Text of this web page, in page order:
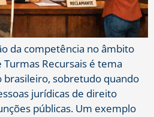
da competência no âmbito
Turmas Recursais é tema
brasileiro, sobretudo quando
jurídicas de direito
públicas. Um exemplo